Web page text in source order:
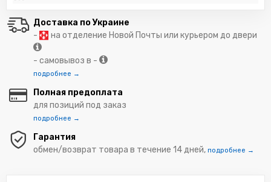
Доставка по Украине
-
на отделение Новой Почты или курьером до двери
- самовывоз в -
подробнее →
Полная предоплата
для позиций под заказ
подробнее →
Гарантия
обмен/возврат товара в течение 14 дней, подробнее →